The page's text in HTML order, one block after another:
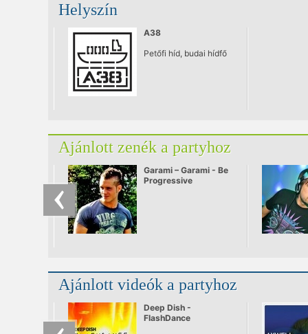
Helyszín
A38
Petőfi híd, budai hídfő
Ajánlott zenék a partyhoz
Garami – Garami - Be
Progressive
Ajánlott videók a partyhoz
Deep Dish -
FlashDance